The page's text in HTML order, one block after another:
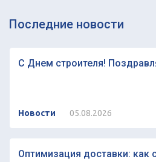
Последние новости
С Днем строителя!
Новости 05.08.2026
Оптимизация доставки: как